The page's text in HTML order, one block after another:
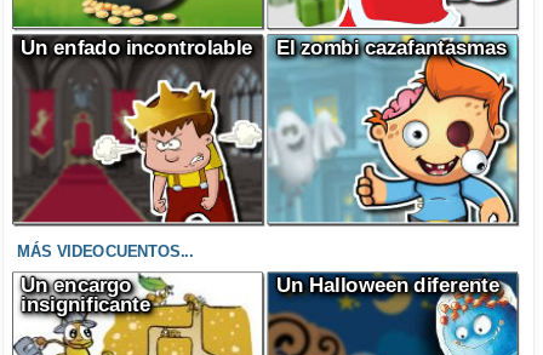
Un enfado incontrolable El zombi cazafantasmas
MÁS VIDEOCUENTOS...
Un encargo
insignificante
Un Halloween diferente